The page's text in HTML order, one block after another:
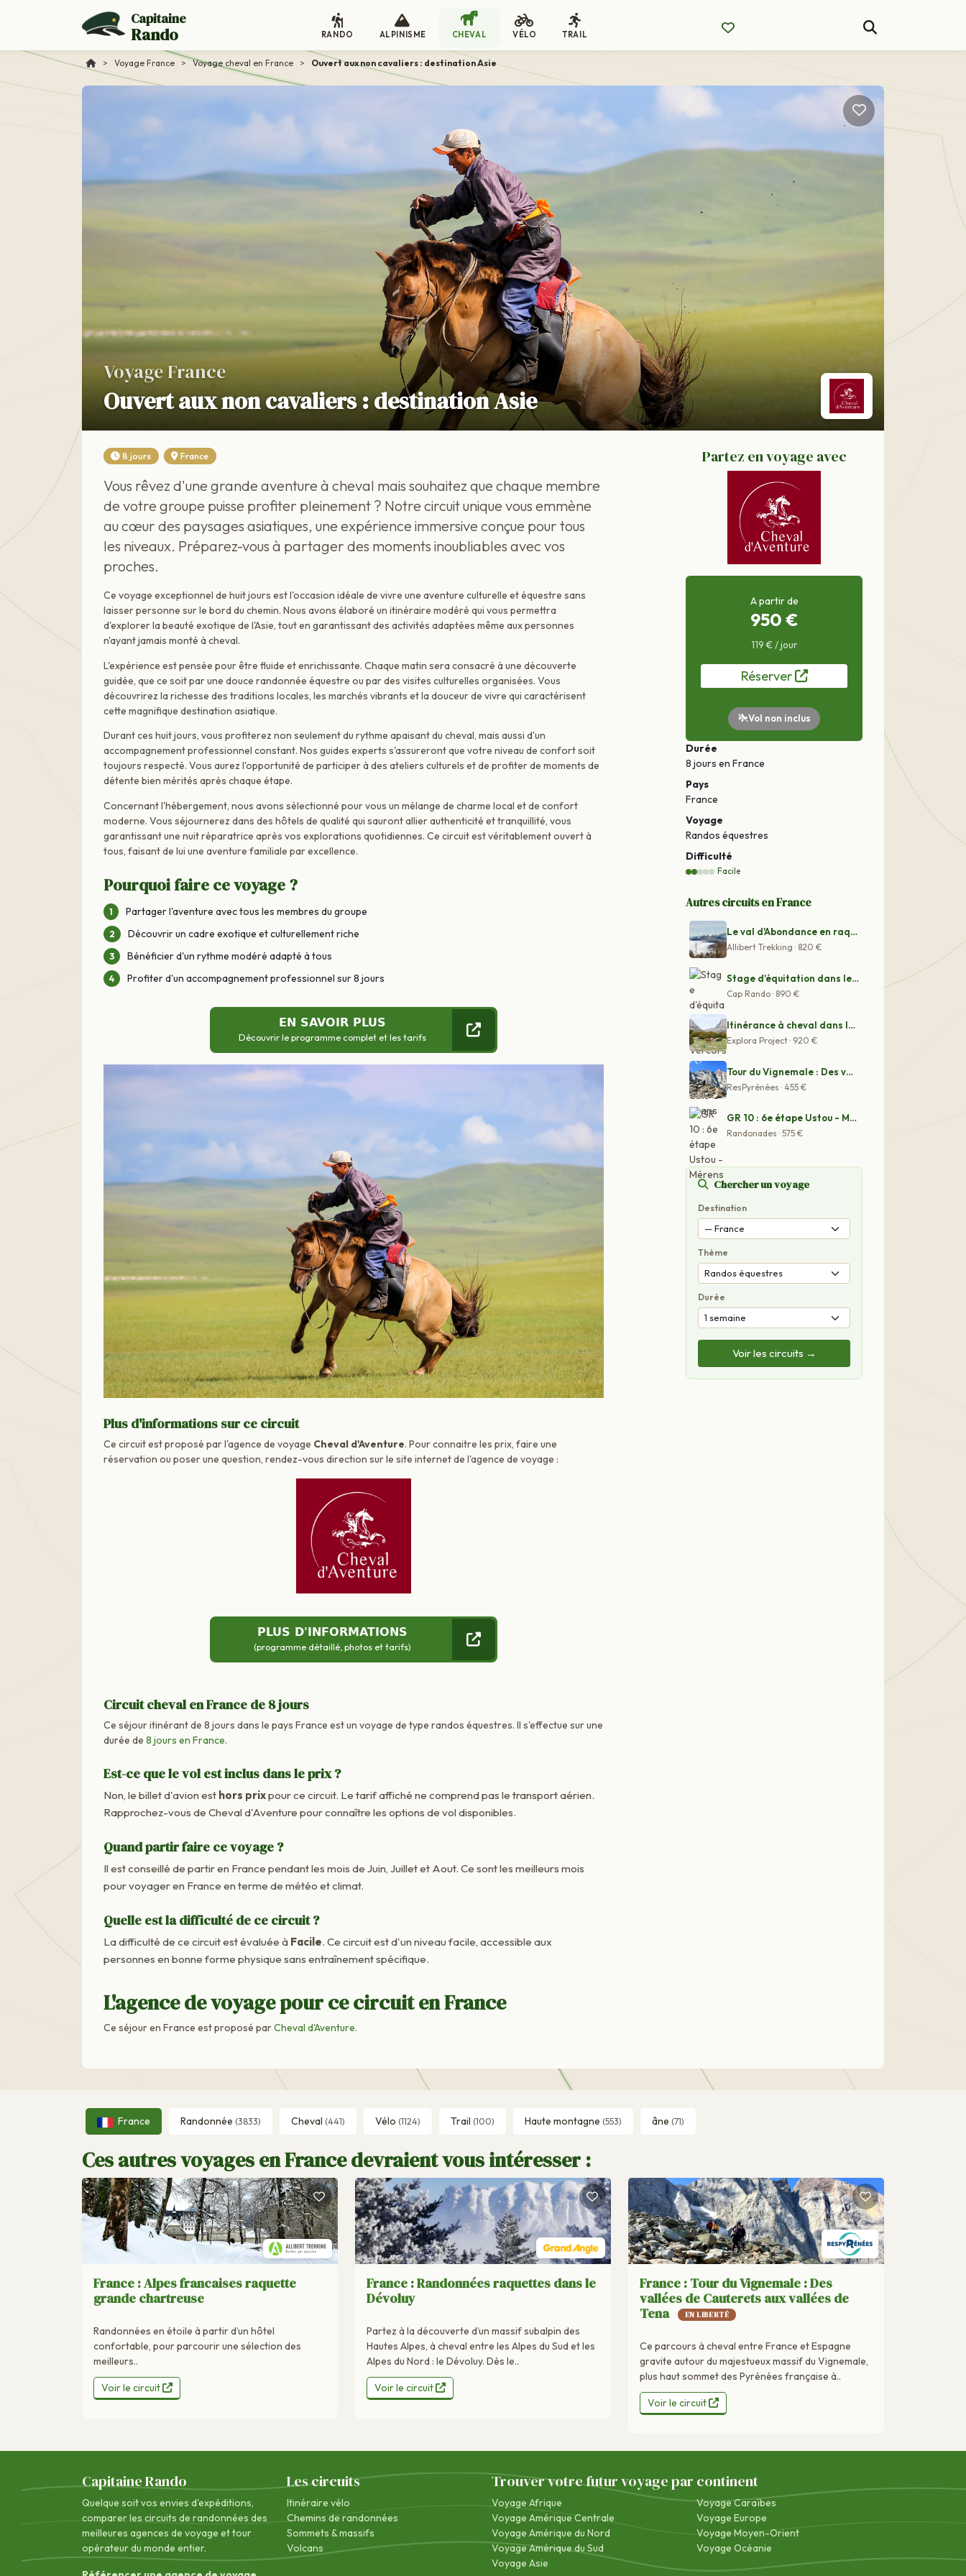
Capitaine
Rando RANDO ALPINISME CHEVAL VÉLO TRAIL
> Voyage France > Voyage cheval en France > Ouvert aux non cavaliers : destination Asie
Voyage France
Ouvert aux non cavaliers : destination Asie
8 jours France
Vous rêvez d'une grande aventure à cheval mais souhaitez que chaque membre
de votre groupe puisse profiter pleinement ? Notre circuit unique vous emmène
au cœur des paysages asiatiques, une expérience immersive conçue pour tous
les niveaux. Préparez-vous à partager des moments inoubliables avec vos
proches.
Ce voyage exceptionnel de huit jours est l'occasion idéale de vivre une aventure culturelle et équestre sans
laisser personne sur le bord du chemin. Nous avons élaboré un itinéraire modéré qui vous permettra
d'explorer la beauté exotique de l'Asie, tout en garantissant des activités adaptées même aux personnes
n'ayant jamais monté à cheval.
L'expérience est pensée pour être fluide et enrichissante. Chaque matin sera consacré à une découverte
guidée, que ce soit par une douce randonnée équestre ou par des visites culturelles organisées. Vous
découvrirez la richesse des traditions locales, les marchés vibrants et la douceur de vivre qui caractérisent
cette magnifique destination asiatique.
Durant ces huit jours, vous profiterez non seulement du rythme apaisant du cheval, mais aussi d'un
accompagnement professionnel constant. Nos guides experts s'assureront que votre niveau de confort soit
toujours respecté. Vous aurez l'opportunité de participer à des ateliers culturels et de profiter de moments de
détente bien mérités après chaque étape.
Concernant l'hébergement, nous avons sélectionné pour vous un mélange de charme local et de confort
moderne. Vous séjournerez dans des hôtels de qualité qui sauront allier authenticité et tranquillité, vous
garantissant une nuit réparatrice après vos explorations quotidiennes. Ce circuit est véritablement ouvert à
tous, faisant de lui une aventure familiale par excellence.
Pourquoi faire ce voyage ?
Partager l'aventure avec tous les membres du groupe
Découvrir un cadre exotique et culturellement riche
Bénéficier d'un rythme modéré adapté à tous
Profiter d'un accompagnement professionnel sur 8 jours
EN SAVOIR PLUS
Découvrir le programme complet et les tarifs
Plus d'informations sur ce circuit
Ce circuit est proposé par l'agence de voyage Cheval d'Aventure. Pour connaitre les prix, faire une
réservation ou poser une question, rendez-vous direction sur le site internet de l'agence de voyage :
PLUS D'INFORMATIONS
(programme détaillé, photos et tarifs)
Circuit cheval en France de 8 jours
Ce séjour itinérant de 8 jours dans le pays France est un voyage de type randos équestres. Il s'effectue sur une
durée de 8 jours en France.
Est-ce que le vol est inclus dans le prix ?
Non, le billet d'avion est hors prixpour ce circuit. Le tarif affiché ne comprend pas le transport aérien.
Rapprochez-vous de Cheval d'Aventure pour connaître les options de vol disponibles.
Quand partir faire ce voyage ?
Il est conseillé de partir en France pendant les mois de Juin, Juillet et Aout. Ce sont les meilleurs mois
pour voyager en France en terme de météo et climat.
Quelle est la difficulté de ce circuit ?
La difficulté de ce circuit est évaluée à Facile. Ce circuit est d'un niveau facile, accessible aux
personnes en bonne forme physique sans entraînement spécifique.
Partez en voyage avec
A partir de
950 €
119 € / jour
Réserver
Vol non inclus
Durée
8 jours en France
Pays
France
Voyage
Randos équestres
Difficulté
Facile
Autres circuits en France
Le val d'Abondance en raquettes
Allibert Trekking · 820 €
Stage d'équitation dans le Vercors pour ados de13 à 17
Cap Rando · 890 €
Itinérance à cheval dans le Verdon sauvage
Explora Project · 920 €
Tour du Vignemale : Des vallées de Cauterets aux vallé
ResPyrénées · 455 €
GR 10 : 6e étape Ustou - Mérens
Randonades · 575 €
Chercher un voyage
Destination
Thème
Durée
Voir les circuits →
L'agence de voyage pour ce circuit en France
Ce séjour en France est proposé parCheval d'Aventure.
France Randonnée (3833) Cheval (441) Vélo (1124) Trail (100) Haute montagne (553) âne (71)
Ces autres voyages en France devraient vous intéresser :
France : Alpes francaises raquette
grande chartreuse
Randonnées en étoile à partir d’un hôtel
confortable, pour parcourir une sélection des
meilleurs..
Voir le circuit
France : Randonnées raquettes dans le
Dévoluy
Partez à la découverte d’un massif subalpin des
Hautes Alpes, à cheval entre les Alpes du Sud et les
Alpes du Nord : le Dévoluy. Dès le..
Voir le circuit
France : Tour du Vignemale : Des
vallées de Cauterets aux vallées de
Tena
EN LIBERTÉ
Ce parcours à cheval entre France et Espagne
gravite autour du majestueux massif du Vignemale,
plus haut sommet des Pyrénées française à..
Voir le circuit
Capitaine Rando
Quelque soit vos envies d'expéditions,
comparer les circuits de randonnées des
meilleures agences de voyage et tour
opérateur du monde entier.
Les circuits
Itinéraire vélo
Chemins de randonnées
Sommets & massifs
Volcans
Trouver votre futur voyage par continent
Voyage Afrique
Voyage Amérique Centrale
Voyage Amérique du Nord
Voyage Amérique du Sud
Voyage Asie
Voyage Caraïbes
Voyage Europe
Voyage Moyen-Orient
Voyage Océanie